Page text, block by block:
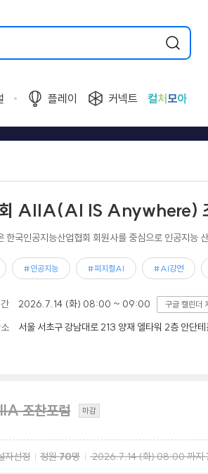
플레이 커넥트 컬처 모아
AIIA(AI IS Anywhere)
한국인공지능산업협회 회원사를 중심으로 인공지능
#인공지능 #피지컬AI #AI강연
2026.7.14 (화) 08:00 ~ 09:00
서울 서초구 강남대로 213 양재 엘타워 2층 안단테
조찬포럼 마감
자선정 정원70명 2026.7.14(화)08:00까지